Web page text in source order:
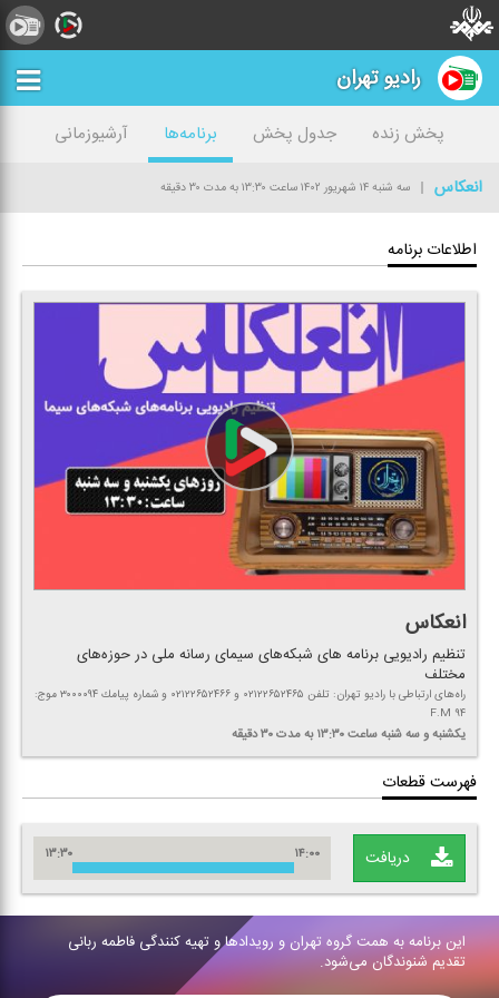
رادیو تهران
پخش زنده جدول پخش برنامه‌ها
آرشیوزمانی
انعكاس
سه شنبه ۱۴ شهریور ۱۴۰۲ ساعت ۱۳:۳۰ به مدت ۳۰ دقیقه
اطلاعات برنامه
انعكاس
تنظیم رادیویی برنامه های شبكه‌های سیمای رسانه ملی در حوزه‌های
مختلف
راه‌های ارتباطی با رادیو تهران: تلفن ۰۲۱۲۲۶۵۲۴۶۵ و ۰۲۱۲۲۶۵۲۴۶۶ و شماره پیامك ۳۰۰۰۰۹۴ موج:
F.M ۹۴
یكشنبه و سه شنبهساعت ۱۳:۳۰ به مدت ۳۰ دقیقه
فهرست قطعات
دریافت ۱۳:۳۰ ۱۴:۰۰
این برنامه به همت گروه تهران و رویدادها و تهیه كنندگی فاطمه ربانی
تقدیم شنوندگان می‌شود.